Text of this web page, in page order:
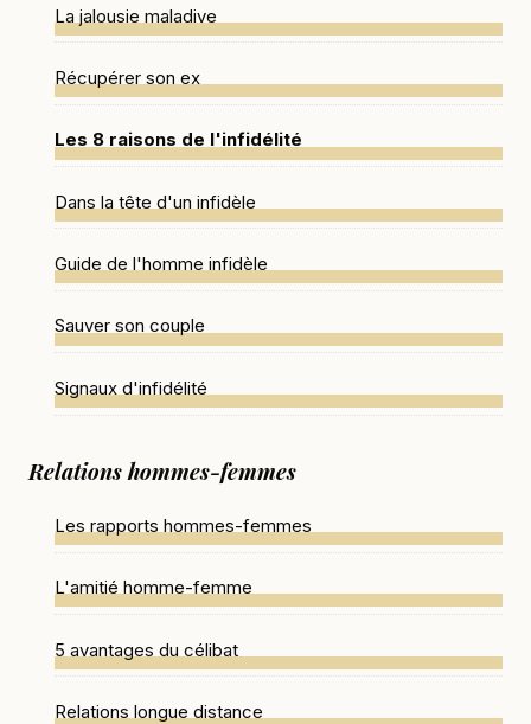
La jalousie maladive
Récupérer son ex
Les 8 raisons de l'infidélité
Dans la tête d'un infidèle
Guide de l'homme infidèle
Sauver son couple
Signaux d'infidélité
Relations hommes-femmes
Les rapports hommes-femmes
L'amitié homme-femme
5 avantages du célibat
Relations longue distance